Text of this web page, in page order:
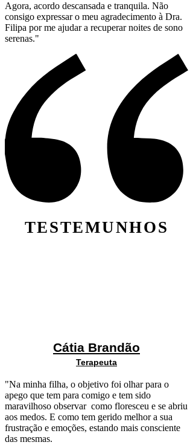
Agora, acordo descansada e tranquila. Não
consigo expressar o meu agradecimento à Dra.
Filipa por me ajudar a recuperar noites de sono
serenas."
TESTEMUNHOS
Cátia Brandão
Terapeuta
"Na minha filha, o objetivo foi olhar para o
apego que tem para comigo e tem sido
maravilhoso observar como floresceu e se abriu
aos medos. E como tem gerido melhor a sua
frustração e emoções, estando mais consciente
das mesmas.